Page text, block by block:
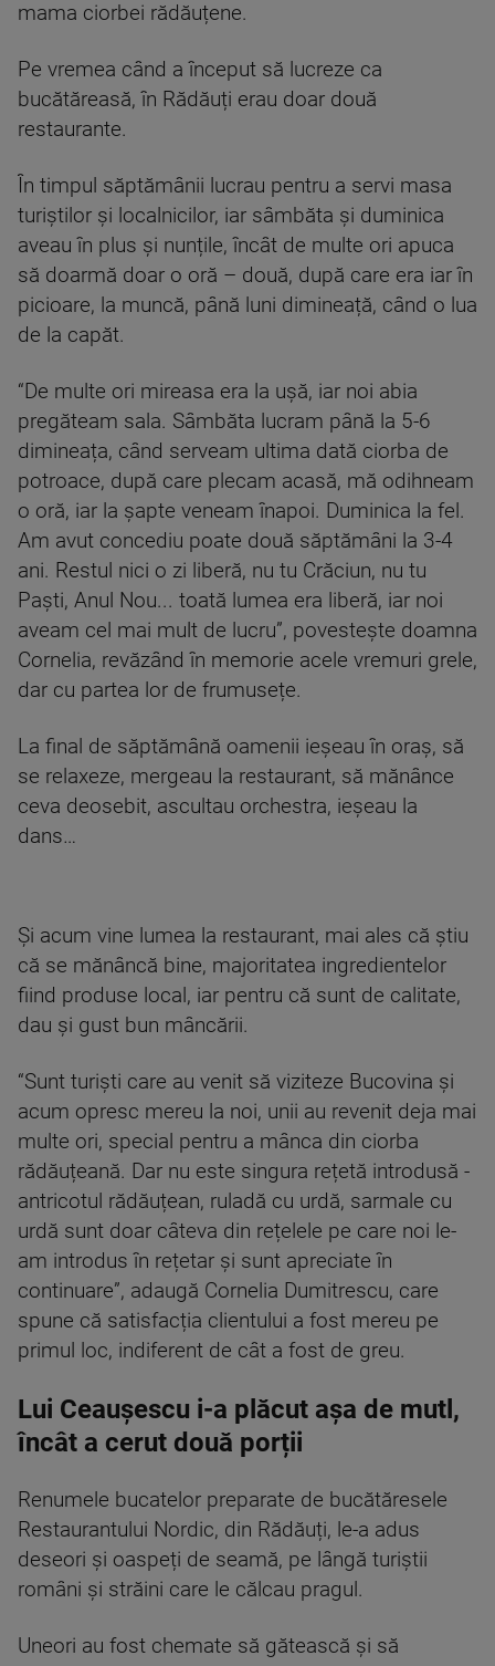
mama ciorbei rădăuțene.
Pe vremea când a început să lucreze ca
bucătăreasă, în Rădăuți erau doar două
restaurante.
În timpul săptămânii lucrau pentru a servi masa
turiștilor și localnicilor, iar sâmbăta și duminica
aveau în plus și nunțile, încât de multe ori apuca
să doarmă doar o oră – două, după care era iar în
picioare, la muncă, până luni dimineață, când o lua
de la capăt.
“De multe ori mireasa era la ușă, iar noi abia
pregăteam sala. Sâmbăta lucram până la 5-6
dimineața, când serveam ultima dată ciorba de
potroace, după care plecam acasă, mă odihneam
o oră, iar la șapte veneam înapoi. Duminica la fel.
Am avut concediu poate două săptămâni la 3-4
ani. Restul nici o zi liberă, nu tu Crăciun, nu tu
Paști, Anul Nou... toată lumea era liberă, iar noi
aveam cel mai mult de lucru”, povestește doamna
Cornelia, revăzând în memorie acele vremuri grele,
dar cu partea lor de frumusețe.
La final de săptămână oamenii ieșeau în oraș, să
se relaxeze, mergeau la restaurant, să mănânce
ceva deosebit, ascultau orchestra, ieșeau la
dans…
Și acum vine lumea la restaurant, mai ales că știu
că se mănâncă bine, majoritatea ingredientelor
fiind produse local, iar pentru că sunt de calitate,
dau și gust bun mâncării.
“Sunt turiști care au venit să viziteze Bucovina și
acum opresc mereu la noi, unii au revenit deja mai
multe ori, special pentru a mânca din ciorba
rădăuțeană. Dar nu este singura rețetă introdusă -
antricotul rădăuțean, ruladă cu urdă, sarmale cu
urdă sunt doar câteva din rețelele pe care noi le-
am introdus în rețetar și sunt apreciate în
continuare”, adaugă Cornelia Dumitrescu, care
spune că satisfacția clientului a fost mereu pe
primul loc, indiferent de cât a fost de greu.
Lui Ceaușescu i-a plăcut așa de mutl,
încât a cerut două porții
Renumele bucatelor preparate de bucătăresele
Restaurantului Nordic, din Rădăuți, le-a adus
deseori și oaspeți de seamă, pe lângă turiștii
români și străini care le călcau pragul.
Uneori au fost chemate să gătească și să